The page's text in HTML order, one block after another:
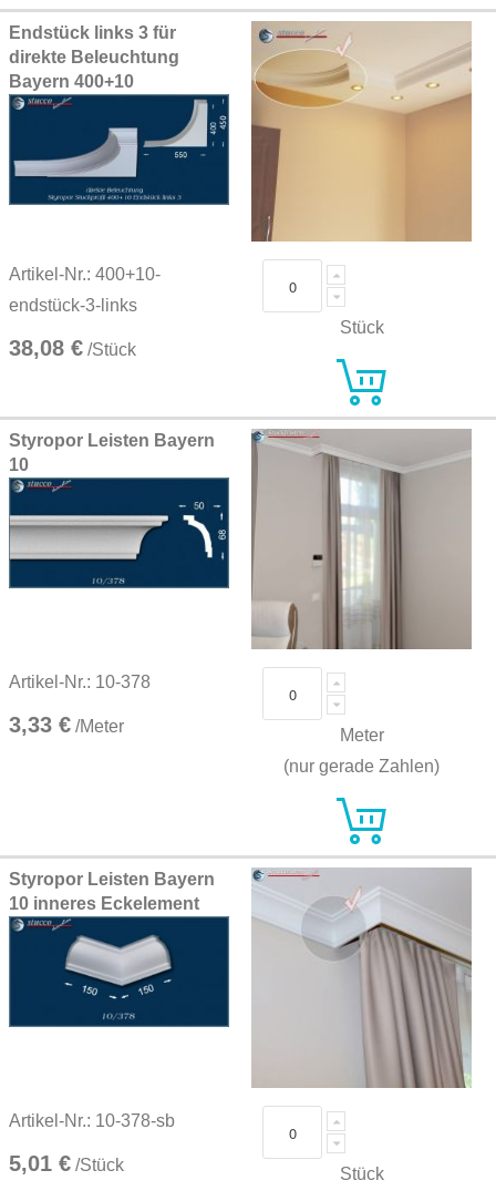
Endstück links 3 für
direkte Beleuchtung
Bayern 400+10
Artikel-Nr.: 400+10-
endstück-3-links
38,08 € /Stück
Stück
Styropor Leisten Bayern
10
Artikel-Nr.: 10-378
3,33 € /Meter
Meter
(nur gerade Zahlen)
Styropor Leisten Bayern
10 inneres Eckelement
Artikel-Nr.: 10-378-sb
5,01 € /Stück Stück